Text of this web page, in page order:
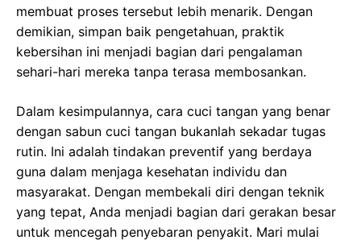
membuat proses tersebut lebih menarik. Dengan
demikian, simpan baik pengetahuan, praktik
kebersihan ini menjadi bagian dari pengalaman
sehari-hari mereka tanpa terasa membosankan.
Dalam kesimpulannya, cara cuci tangan yang benar
dengan sabun cuci tangan bukanlah sekadar tugas
rutin. Ini adalah tindakan preventif yang berdaya
guna dalam menjaga kesehatan individu dan
masyarakat. Dengan membekali diri dengan teknik
yang tepat, Anda menjadi bagian dari gerakan besar
untuk mencegah penyebaran penyakit. Mari mulai